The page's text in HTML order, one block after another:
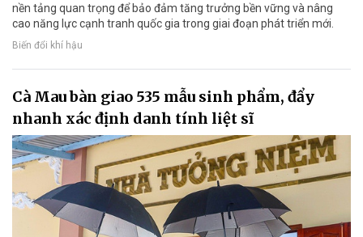
nền tảng quan trọng để bảo đảm tăng trưởng bền vững và nâng
cao năng lực cạnh tranh quốc gia trong giai đoạn phát triển mới.
Biến đổi khí hậu
Cà Mau bàn giao 535 mẫu sinh phẩm, đẩy
nhanh xác định danh tính liệt sĩ